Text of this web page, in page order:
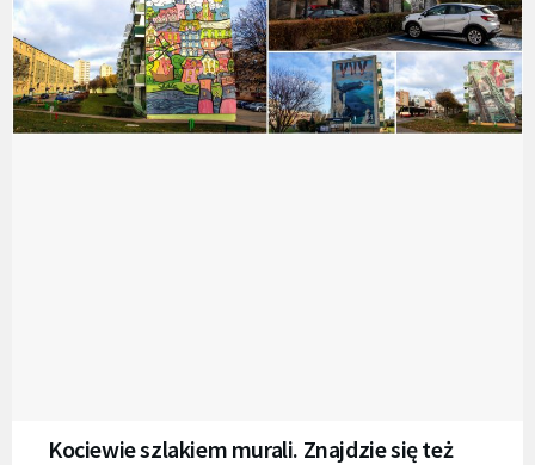
Kociewie szlakiem murali. Znajdzie się też